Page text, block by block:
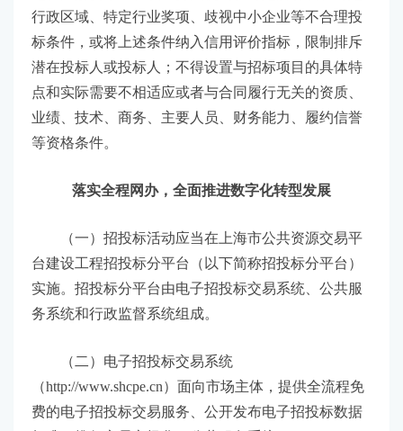
行政区域、特定行业奖项、歧视中小企业等不合理投
标条件，或将上述条件纳入信用评价指标，限制排斥
潜在投标人或投标人；不得设置与招标项目的具体特
点和实际需要不相适应或者与合同履行无关的资质、
业绩、技术、商务、主要人员、财务能力、履约信誉
等资格条件。
落实全程网办，全面推进数字化转型发展
（一）招投标活动应当在上海市公共资源交易平
台建设工程招投标分平台（以下简称招投标分平台）
实施。招投标分平台由电子招投标交易系统、公共服
务系统和行政监督系统组成。
（二）电子招投标交易系统
（http://www.shcpe.cn）面向市场主体，提供全流程免
费的电子招投标交易服务、公开发布电子招投标数据